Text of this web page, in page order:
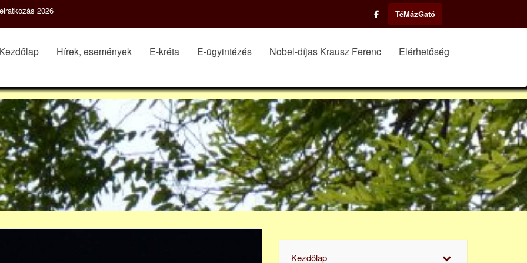
2026 TéMázGató
Kezdőlap Hírek, események E-kréta E-ügyintézés Nobel-díjas Krausz Ferenc Elérhetőség
Kezdőlap